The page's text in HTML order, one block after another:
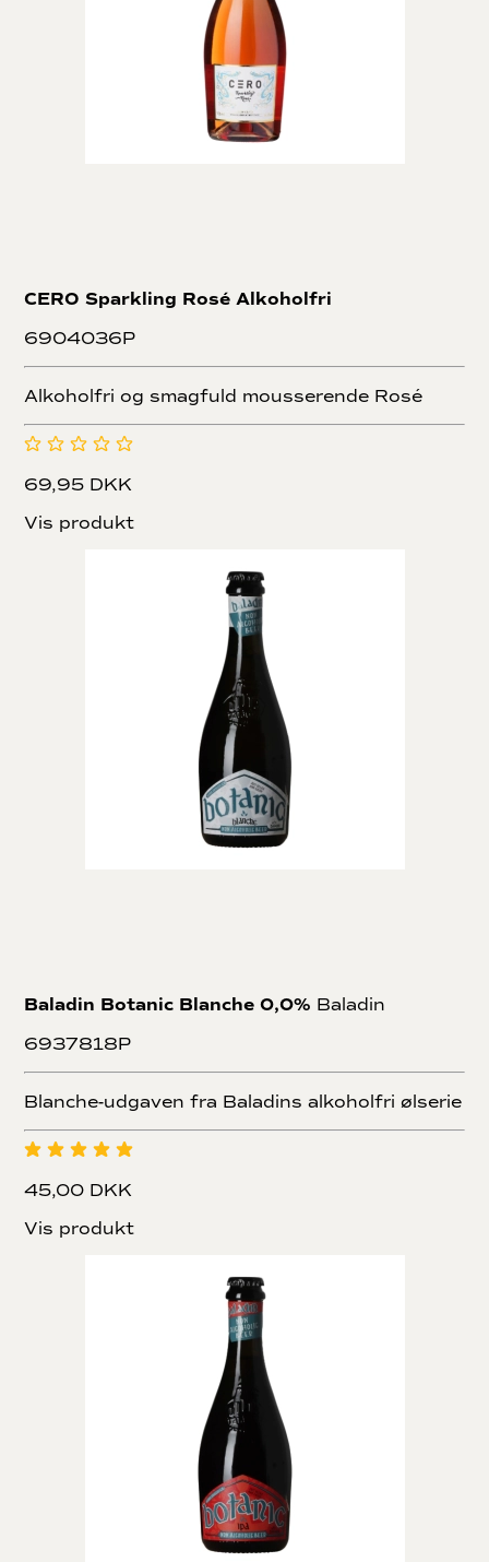
CERO Sparkling Rosé Alkoholfri
6904036P
Alkoholfri og smagfuld mousserende Rosé
69,95 DKK
Vis produkt
Baladin Botanic Blanche 0,0% Baladin
6937818P
Blanche-udgaven fra Baladins alkoholfri ølserie
45,00 DKK
Vis produkt